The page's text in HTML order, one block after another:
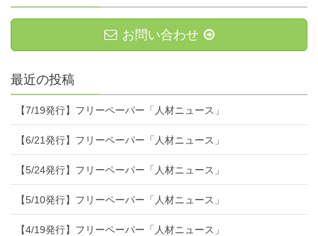
お問い合わせ
最近の投稿
【7/19発行】フリーペーパー「人材ニュース」
【6/21発行】フリーペーパー「人材ニュース」
【5/24発行】フリーペーパー「人材ニュース」
【5/10発行】フリーペーパー「人材ニュース」
【4/19発行】フリーペーパー「人材ニュース」